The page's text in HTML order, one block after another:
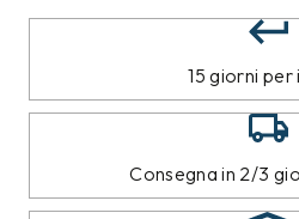
15 giorni per
Consegna in 2/3